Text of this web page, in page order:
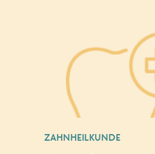
ZAHNHEILKUNDE